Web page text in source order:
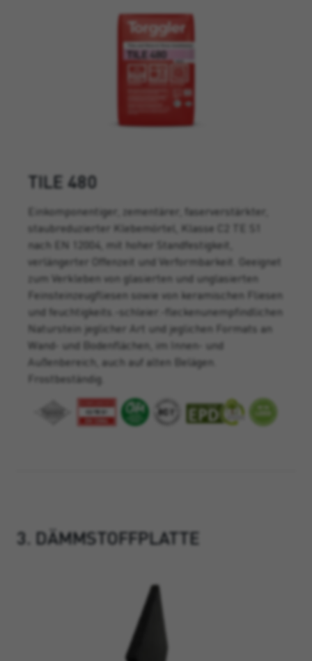
TILE 480
Einkomponentiger, zementärer, faserverstärkter,
staubreduzierter Klebemörtel, Klasse C2 TE S1
nach EN 12004, mit hoher Standfestigkeit,
verlängerter Offenzeit und Verformbarkeit. Geeignet
zum Verkleben von glasierten und unglasierten
Feinsteinzeugfliesen sowie von keramischen Fliesen
und feuchtigkeits.-schleier.-fleckenunempfindlichen
Naturstein jeglicher Art und jeglichen Formats an
Wand- und Bodenflächen, im Innen- und
Außenbereich, auch auf alten Belägen.
Frostbeständig.
3. DÄMMSTOFFPLATTE